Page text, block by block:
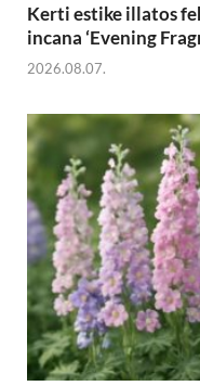
Kerti estike illatos
incana ‘Evening
2026.08.07.